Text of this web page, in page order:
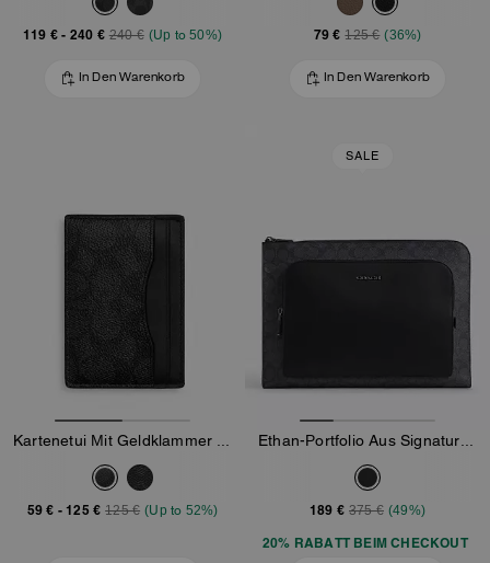
119 € - 240 € 240 € (Up to 50%)
In Den Warenkorb
79 € 125 € (36%)
In Den Warenkorb
Kartenetui Mit Geldklammer Aus Signature-Canvas
59 € -125 € 125 € (Up to 52%)
SALE
Ethan-Portfolio Aus Signature-Canvas
189 € 375 € (49%)
20% RABATT BEIM CHECKOUT